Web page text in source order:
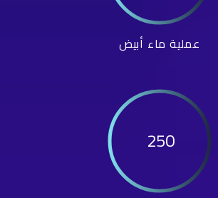
عملية ماء أبيض
250